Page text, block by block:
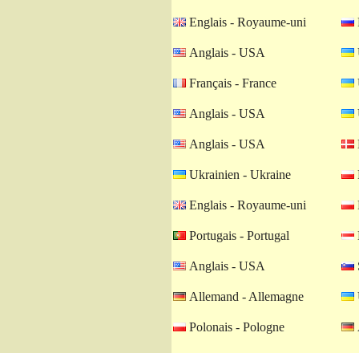
Englais - Royaume-uni
Anglais - USA
Français - France
Anglais - USA
Anglais - USA
Ukrainien - Ukraine
Englais - Royaume-uni
Portugais - Portugal
Anglais - USA
Allemand - Allemagne
Polonais - Pologne